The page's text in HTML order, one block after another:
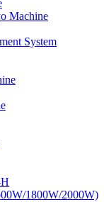
Machine
System
1800W/2000W)